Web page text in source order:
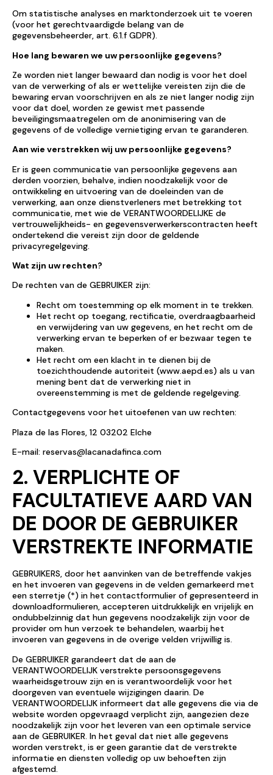
Om statistische analyses en marktonderzoek uit te voeren
(voor het gerechtvaardigde belang van de
gegevensbeheerder, art. 6.1.f GDPR).
Hoe lang bewaren we uw persoonlijke gegevens?
Ze worden niet langer bewaard dan nodig is voor het doel
van de verwerking of als er wettelijke vereisten zijn die de
bewaring ervan voorschrijven en als ze niet langer nodig zijn
voor dat doel, worden ze gewist met passende
beveiligingsmaatregelen om de anonimisering van de
gegevens of de volledige vernietiging ervan te garanderen.
Aan wie verstrekken wij uw persoonlijke gegevens?
Er is geen communicatie van persoonlijke gegevens aan
derden voorzien, behalve, indien noodzakelijk voor de
ontwikkeling en uitvoering van de doeleinden van de
verwerking, aan onze dienstverleners met betrekking tot
communicatie, met wie de VERANTWOORDELIJKE de
vertrouwelijkheids- en gegevensverwerkerscontracten heeft
ondertekend die vereist zijn door de geldende
privacyregelgeving.
Wat zijn uw rechten?
De rechten van de GEBRUIKER zijn:
Recht om toestemming op elk moment in te trekken.
Het recht op toegang, rectificatie, overdraagbaarheid
en verwijdering van uw gegevens, en het recht om de
verwerking ervan te beperken of er bezwaar tegen te
maken.
Het recht om een klacht in te dienen bij de
toezichthoudende autoriteit (www.aepd.es) als u van
mening bent dat de verwerking niet in
overeenstemming is met de geldende regelgeving.
Contactgegevens voor het uitoefenen van uw rechten:
Plaza de las Flores, 12 03202 Elche
E-mail: reservas@lacanadafinca.com
2. VERPLICHTE OF
FACULTATIEVE AARD VAN
DE DOOR DE GEBRUIKER
VERSTREKTE INFORMATIE
GEBRUIKERS, door het aanvinken van de betreffende vakjes
en het invoeren van gegevens in de velden gemarkeerd met
een sterretje (*) in het contactformulier of gepresenteerd in
downloadformulieren, accepteren uitdrukkelijk en vrijelijk en
ondubbelzinnig dat hun gegevens noodzakelijk zijn voor de
provider om hun verzoek te behandelen, waarbij het
invoeren van gegevens in de overige velden vrijwillig is.
De GEBRUIKER garandeert dat de aan de
VERANTWOORDELIJK verstrekte persoonsgegevens
waarheidsgetrouw zijn en is verantwoordelijk voor het
doorgeven van eventuele wijzigingen daarin. De
VERANTWOORDELIJK informeert dat alle gegevens die via de
website worden opgevraagd verplicht zijn, aangezien deze
noodzakelijk zijn voor het leveren van een optimale service
aan de GEBRUIKER. In het geval dat niet alle gegevens
worden verstrekt, is er geen garantie dat de verstrekte
informatie en diensten volledig op uw behoeften zijn
afgestemd.